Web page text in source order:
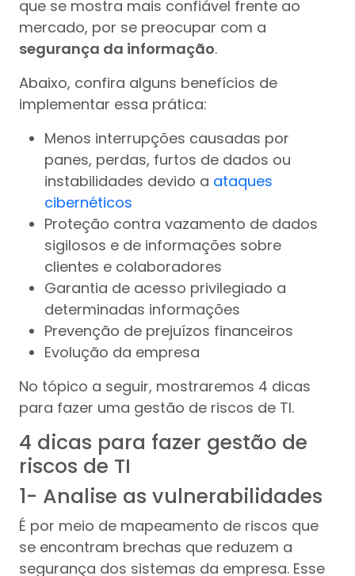
que se mostra mais confiável frente ao
mercado, por se preocupar com a
segurança da informação.
Abaixo, confira alguns benefícios de
implementar essa prática:
Menos interrupções causadas por
panes, perdas, furtos de dados ou
instabilidades devido a ataques
cibernéticos
Proteção contra vazamento de dados
sigilosos e de informações sobre
clientes e colaboradores
Garantia de acesso privilegiado a
determinadas informações
Prevenção de prejuízos financeiros
Evolução da empresa
No tópico a seguir, mostraremos 4 dicas
para fazer uma gestão de riscos de TI.
4 dicas para fazer gestão de
riscos de TI
1- Analise as vulnerabilidades
É por meio de mapeamento de riscos que
se encontram brechas que reduzem a
segurança dos sistemas da empresa. Esse